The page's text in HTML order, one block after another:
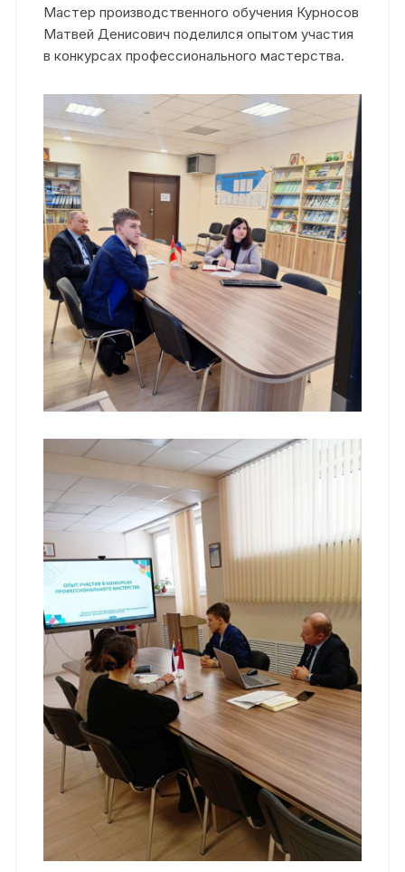
Мастер производственного обучения Курносов
Матвей Денисович поделился опытом участия
в конкурсах профессионального мастерства.